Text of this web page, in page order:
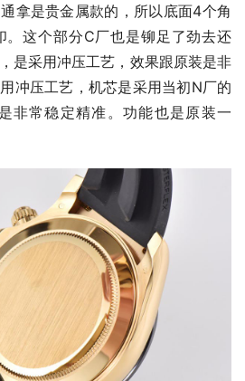
拿是贵金属款的，所以底面4个角
这个部分C厂也是铆足了劲去还
是采用冲压工艺，效果跟原装是非
冲压工艺，机芯是采用当初N厂的
非常稳定精准。功能也是原装一